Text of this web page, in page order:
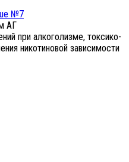
№7
АГ
при алкоголизме, токсико-
никотиновой зависимости